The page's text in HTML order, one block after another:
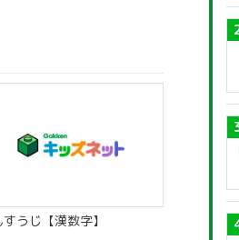
うじ【漢数字】